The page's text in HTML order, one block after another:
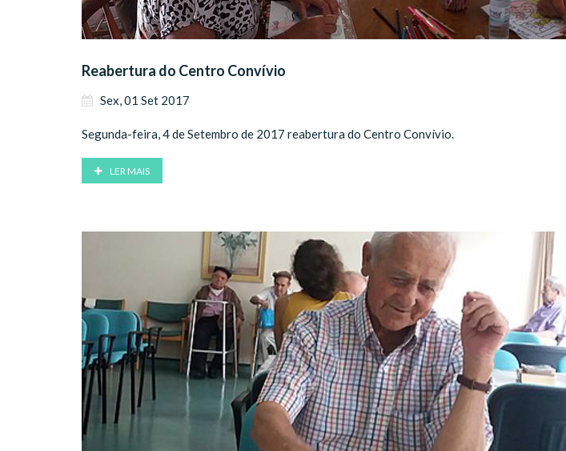
Reabertura do Centro Convívio
Sex, 01 Set 2017
Segunda-feira, 4 de Setembro de 2017 reabertura do Centro Convívio.
LER MAIS